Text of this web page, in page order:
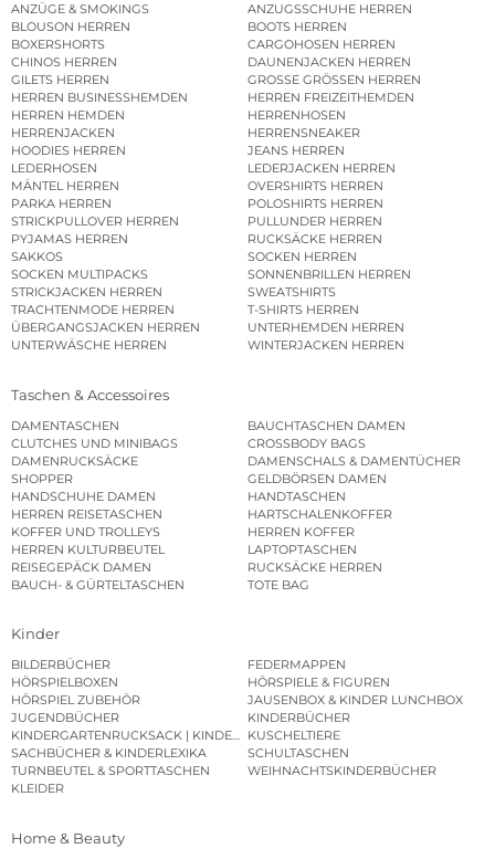
ANZÜGE & SMOKINGS
ANZUGSSCHUHE HERREN
BLOUSON HERREN
BOOTS HERREN
BOXERSHORTS
CARGOHOSEN HERREN
CHINOS HERREN
DAUNENJACKEN HERREN
GILETS HERREN
GROSSE GRÖSSEN HERREN
HERREN BUSINESSHEMDEN
HERREN FREIZEITHEMDEN
HERREN HEMDEN
HERRENHOSEN
HERRENJACKEN
HERRENSNEAKER
HOODIES HERREN
JEANS HERREN
LEDERHOSEN
LEDERJACKEN HERREN
MÄNTEL HERREN
OVERSHIRTS HERREN
PARKA HERREN
POLOSHIRTS HERREN
STRICKPULLOVER HERREN
PULLUNDER HERREN
PYJAMAS HERREN
RUCKSÄCKE HERREN
SAKKOS
SOCKEN HERREN
SOCKEN MULTIPACKS
SONNENBRILLEN HERREN
STRICKJACKEN HERREN
SWEATSHIRTS
TRACHTENMODE HERREN
T-SHIRTS HERREN
ÜBERGANGSJACKEN HERREN
UNTERHEMDEN HERREN
UNTERWÄSCHE HERREN
WINTERJACKEN HERREN
Taschen & Accessoires
DAMENTASCHEN
BAUCHTASCHEN DAMEN
CLUTCHES UND MINIBAGS
CROSSBODY BAGS
DAMENRUCKSÄCKE
DAMENSCHALS & DAMENTÜCHER
SHOPPER
GELDBÖRSEN DAMEN
HANDSCHUHE DAMEN
HANDTASCHEN
HERREN REISETASCHEN
HARTSCHALENKOFFER
KOFFER UND TROLLEYS
HERREN KOFFER
HERREN KULTURBEUTEL
LAPTOPTASCHEN
REISEGEPÄCK DAMEN
RUCKSÄCKE HERREN
BAUCH- & GÜRTELTASCHEN
TOTE BAG
Kinder
BILDERBÜCHER
FEDERMAPPEN
HÖRSPIELBOXEN
HÖRSPIELE & FIGUREN
HÖRSPIEL ZUBEHÖR
JAUSENBOX & KINDER LUNCHBOX
JUGENDBÜCHER
KINDERBÜCHER
KINDERGARTENRUCKSACK | KINDERGARTENBEUTEL
KUSCHELTIERE
SACHBÜCHER & KINDERLEXIKA
SCHULTASCHEN
TURNBEUTEL & SPORTTASCHEN
WEIHNACHTSKINDERBÜCHER
KLEIDER
Home & Beauty